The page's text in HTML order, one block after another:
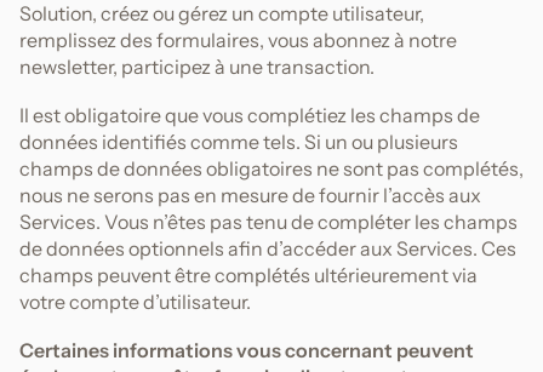
Solution, créez ou gérez un compte utilisateur,
remplissez des formulaires, vous abonnez à notre
newsletter, participez à une transaction.
Il est obligatoire que vous complétiez les champs de
données identifiés comme tels. Si un ou plusieurs
champs de données obligatoires ne sont pas complétés,
nous ne serons pas en mesure de fournir l’accès aux
Services. Vous n’êtes pas tenu de compléter les champs
de données optionnels afin d’accéder aux Services. Ces
champs peuvent être complétés ultérieurement via
votre compte d’utilisateur.
Certaines informations vous concernant peuvent